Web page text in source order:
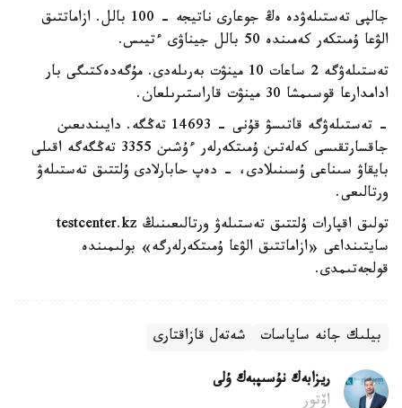
جالپى تەستىلەۋدە ەڭ جوعارى ناتيجە - 100 بالل. ازاماتتىق
الۋعا ۇمىتكەر كەمىندە 50 بالل جيناۋى ءتيىس.
تەستىلەۋگە 2 ساعات 10 مينۋت بەرىلەدى. مۇگەدەكتىگى بار
ادامدارعا قوسىمشا 30 مينۋت قاراستىرىلعان.
- تەستىلەۋگە قاتىسۋ قۇنى - 14693 تەڭگە. دايىندىعىن
جاقسارتقىسى كەلەتىن ۇمىتكەرلەر ءۇشىن 3355 تەڭگەگە اقىلى
بايقاۋ سىناعى ۇسىنىلادى، - دەپ حابارلادى ۇلتتىق تەستىلەۋ
ورتالىعى.
تولىق اقپارات ۇلتتىق تەستىلەۋ ورتالىعىنىڭ testcenter.kz
سايتىنداعى «ازاماتتىق الۋعا ۇمىتكەرلەرگە» بولىمىندە
قولجەتىمدى.
بيلىك جانە ساياسات شەتەل قازاقتارى
ريزابەك نۇسىپبەك ۇلى
اۆتور